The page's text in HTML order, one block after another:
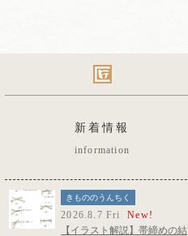
新着情報
information
きもののうんちく
2026.8.7 FriNew!
【イラスト解説】帯締めの結